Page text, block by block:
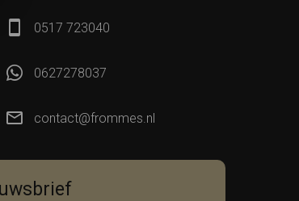
0517 723040
0627278037
contact@frommes.nl